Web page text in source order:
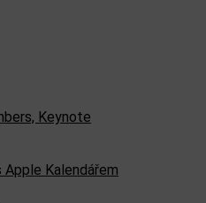
Keynote
Apple Kalendářem